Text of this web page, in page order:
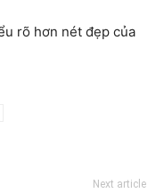
rõ hơn nét đẹp của
Next article